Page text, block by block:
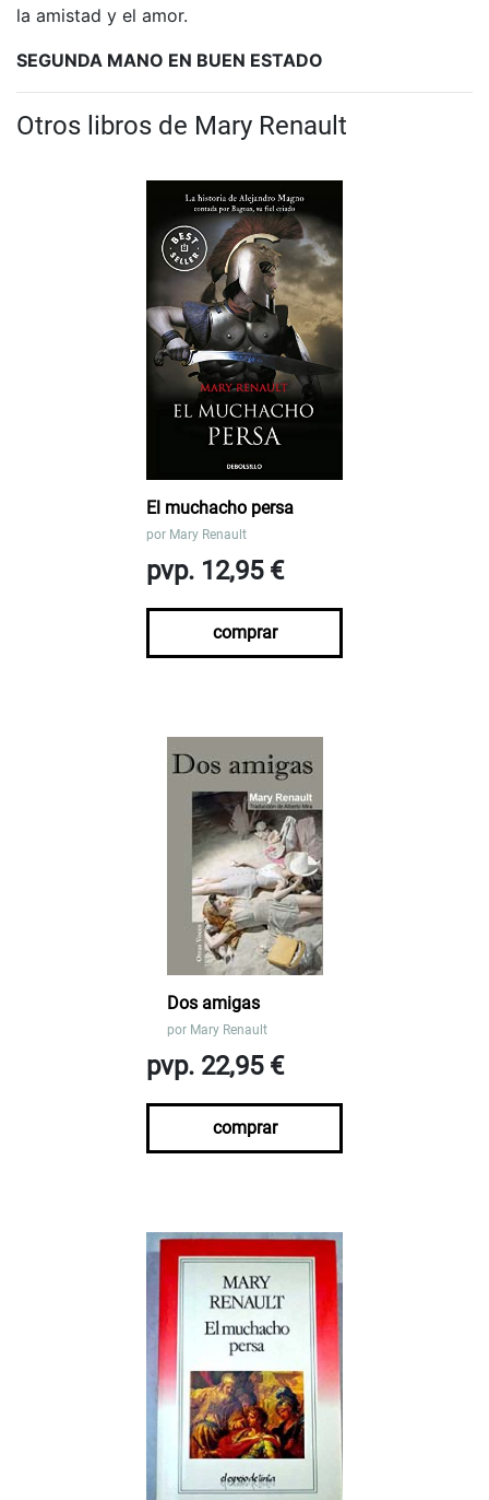
la amistad y el amor.
SEGUNDA MANO EN BUEN ESTADO
Otros libros de Mary Renault
El muchacho persa
por Mary Renault
pvp. 12,95 €
comprar
Dos amigas
por Mary Renault
pvp. 22,95 €
comprar